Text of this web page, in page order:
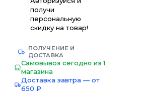
получи
персональную
скидку на товар!
ПОЛУЧЕНИЕ И
ДОСТАВКА
Самовывоз сегодня из 1
магазина
Доставка завтра — от
650 ₽